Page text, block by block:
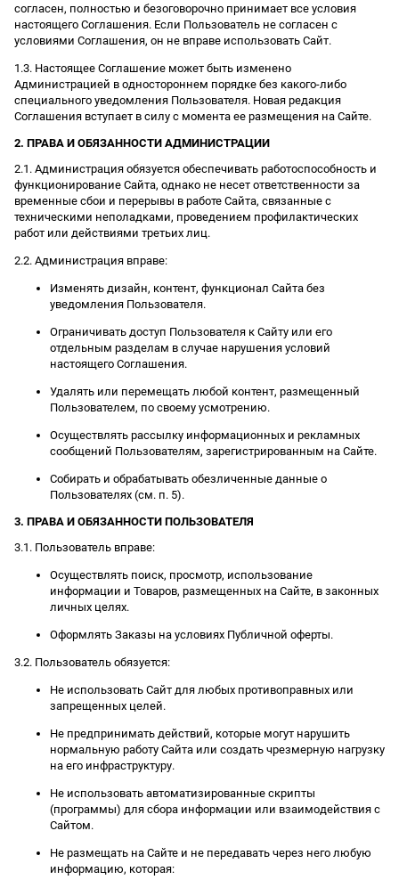
согласен, полностью и безоговорочно принимает все условия
настоящего Соглашения. Если Пользователь не согласен с
условиями Соглашения, он не вправе использовать Сайт.
1.3. Настоящее Соглашение может быть изменено
Администрацией в одностороннем порядке без какого-либо
специального уведомления Пользователя. Новая редакция
Соглашения вступает в силу с момента ее размещения на Сайте.
2. ПРАВА И ОБЯЗАННОСТИ АДМИНИСТРАЦИИ
2.1. Администрация обязуется обеспечивать работоспособность и
функционирование Сайта, однако не несет ответственности за
временные сбои и перерывы в работе Сайта, связанные с
техническими неполадками, проведением профилактических
работ или действиями третьих лиц.
2.2. Администрация вправе:
Изменять дизайн, контент, функционал Сайта без
уведомления Пользователя.
Ограничивать доступ Пользователя к Сайту или его
отдельным разделам в случае нарушения условий
настоящего Соглашения.
Удалять или перемещать любой контент, размещенный
Пользователем, по своему усмотрению.
Осуществлять рассылку информационных и рекламных
сообщений Пользователям, зарегистрированным на Сайте.
Собирать и обрабатывать обезличенные данные о
Пользователях (см. п. 5).
3. ПРАВА И ОБЯЗАННОСТИ ПОЛЬЗОВАТЕЛЯ
3.1. Пользователь вправе:
Осуществлять поиск, просмотр, использование
информации и Товаров, размещенных на Сайте, в законных
личных целях.
Оформлять Заказы на условиях Публичной оферты.
3.2. Пользователь обязуется:
Не использовать Сайт для любых противоправных или
запрещенных целей.
Не предпринимать действий, которые могут нарушить
нормальную работу Сайта или создать чрезмерную нагрузку
на его инфраструктуру.
Не использовать автоматизированные скрипты
(программы) для сбора информации или взаимодействия с
Сайтом.
Не размещать на Сайте и не передавать через него любую
информацию, которая: